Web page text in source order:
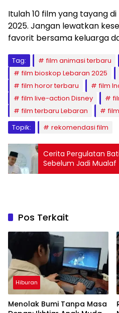
Itulah 10 film yang tayang
2025. Jangan lewatkan
favorit bersama keluarga
Tag: film animasi terbaru
film bioskop Lebaran 2025
film horor terbaru
film
film live-action Disney
film terbaru Lebaran
Topik:
rekomendasi film
Cerita Pergulatan
Sebelum Jadi Mualaf
Pos Terkait
Hiburan
Menolak Bumi Tanpa Masa